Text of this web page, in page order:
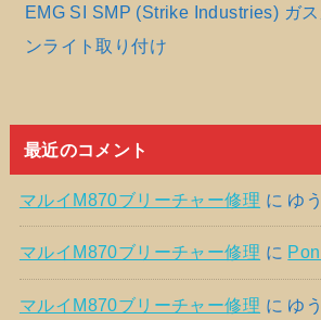
EMG SI SMP (Strike Industries) ガ
ンライト取り付け
最近のコメント
マルイM870ブリーチャー修理 に ゆう
マルイM870ブリーチャー修理 に
マルイM870ブリーチャー修理 に ゆう